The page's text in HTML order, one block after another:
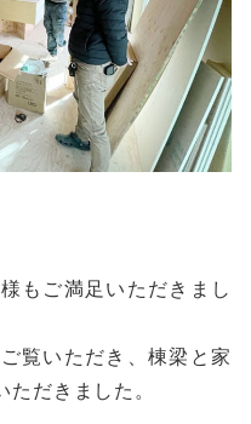
もご満足いただきまし
覧いただき、棟梁と家
だきました。